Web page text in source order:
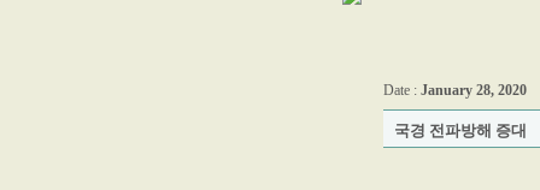
Date : January 28, 2020
국경 전파방해 증대